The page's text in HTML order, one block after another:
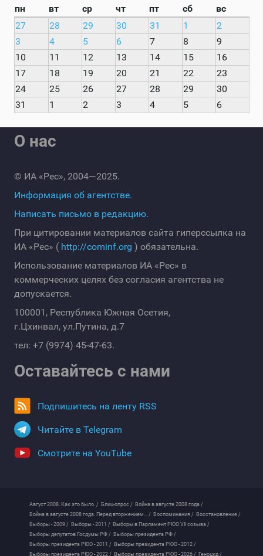
пн
вт ср чт пт сб
вс
27
28 29 30 31 1
2
3
4 5 6 7 8
9
10
11 12 13 14 15
16
17
18 19 20 21 22
23
24
25 26 27 28 29
30
31
1 2 3 4 5 6
О нас
© ИА «Рес», 2004—2025.
Информация об агентстве.
Написать письмо в редакцию.
При цитировании материалов сайта гиперссылка на
ИА «Рес» ( http://cominf.org ) обязательна.
Использование материалов ИА «Рес» в
коммерческих целях без согласия агентства не
допускается.
100001, Республика Южная Осетия,
г.Цхинвал, ул.Путина, д.7
тел: +7 (9974) 45-47-63.
Оставайтесь с нами
Подпишитесь на ленту RSS
Читайте в Telegram
Смотрите на YouTube
Август 2008. Как это было. / Блиц-опрос / Война в августе 2008 года /
Война в августе 2008 года. Перед вторжением... / Воспоминания / Восстановление /
Выборы - 2009 / Выборы - 2011 / Выборы в Парламент РЮО VII созыва /
Выборы депутатов Госдумы РФ / Выборы президента РФ /
Выборы президента РЮО - 2011 / Выборы президента РЮО - 2012 /
Выборы президента РЮО - 2022 / Выборы президента РЮО - 2026 / Геноцид /